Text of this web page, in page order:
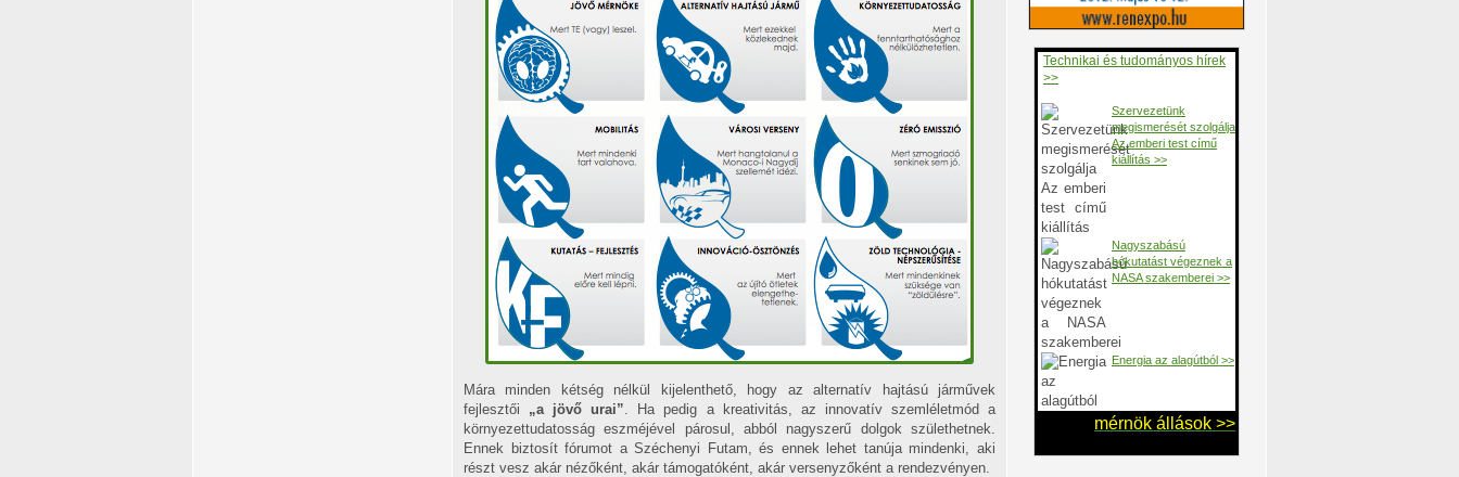
Mára minden kétség nélkül kijelenthető, hogy az alternatív hajtású járművek
fejlesztői „a jövő urai”. Ha pedig a kreativitás, az innovatív szemléletmód a
környezettudatosság eszméjével párosul, abból nagyszerű dolgok születhetnek.
Ennek biztosít fórumot a Széchenyi Futam, és ennek lehet tanúja mindenki, aki
részt vesz akár nézőként, akár támogatóként, akár versenyzőként a rendezvényen.
Technikai és tudományos hírek
>>
Szervezetünk
megismerését szolgálja
Az emberi test című
kiállítás >>
Nagyszabású
hókutatást végeznek a
NASA szakemberei >>
Energia az alagútból >>
mérnök állások >>